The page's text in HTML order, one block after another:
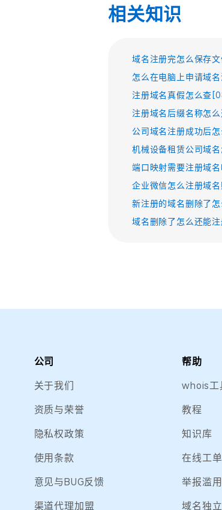
相关知识
域名注册完怎么保存
怎么在电脑上申请域
注册域名真假怎么查
注册域名后缀名称怎
公司域名注册成功后
机械设备租赁公司域
端口映射需要注册域
企业微信怎么注册域
新注册的域名删除了
域名删除了怎么还能
公司
关于我们
资质与荣誉
隐私权政策
使用条款
意见与BUG反馈
渠道代理加盟
帮助
whois工
教程
知识库
在线工单
举报滥
域名独